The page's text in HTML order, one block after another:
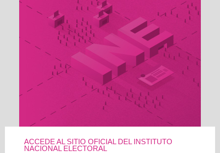
ACCEDE AL SITIO OFICIAL DEL INSTITUTO
NACIONAL ELECTORAL